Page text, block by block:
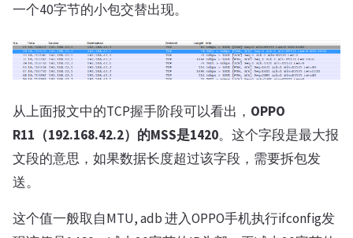
一个40字节的小包交替出现。
从上面报文中的TCP握手阶段可以看出， OPPO
R11（192.168.42.2）的MSS是1420。这个字段是最大报
文段的意思，如果数据长度超过该字段，需要拆包发
送。
这个值一般取自MTU, adb 进入OPPO手机执行ifconfig发